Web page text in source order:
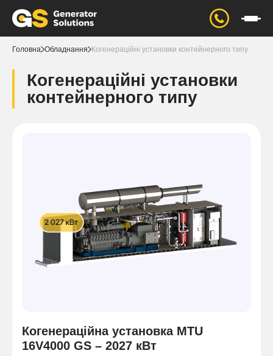
Головна Обладнання Когенераційні установки контейнерного типу
Когенераційні установки
контейнерного типу
Когенераційна установка MTU
16V4000 GS – 2027 кВт